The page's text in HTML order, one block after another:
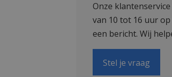
Onze
van 10 tot 16 uur
een bericht. Wij
Stel je vraag